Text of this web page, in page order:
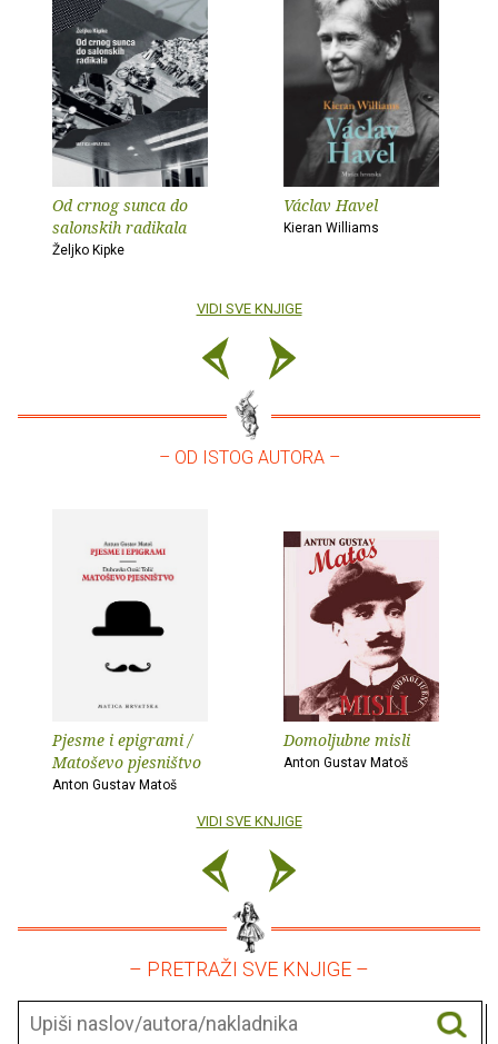
Od crnog sunca do
salonskih radikala
Željko Kipke
Václav Havel
Kieran Williams
VIDI SVE KNJIGE
– OD ISTOG AUTORA –
Pjesme i epigrami /
Matoševo pjesništvo
Anton Gustav Matoš
Domoljubne misli
Anton Gustav Matoš
VIDI SVE KNJIGE
– PRETRAŽI SVE KNJIGE –